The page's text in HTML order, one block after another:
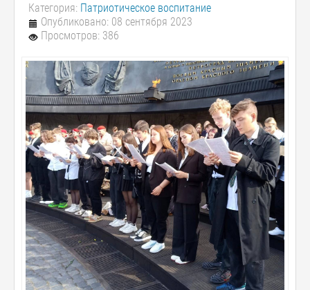
Категория: Патриотическое воспитание
Опубликовано: 08 сентября 2023
Просмотров: 386